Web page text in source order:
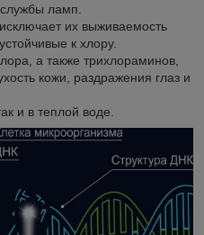
ламп.
их выживаемость
к хлору.
а также трихлораминов,
кожи, раздражения глаз и
и в теплой воде.